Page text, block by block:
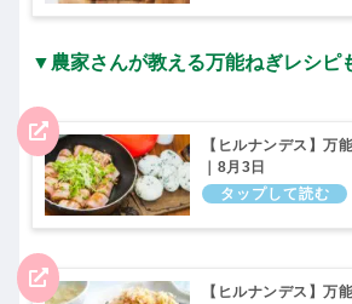
▼農家さんが教える万能ねぎレシピ
【ヒルナンデス】万
｜8月3日
【ヒルナンデス】万